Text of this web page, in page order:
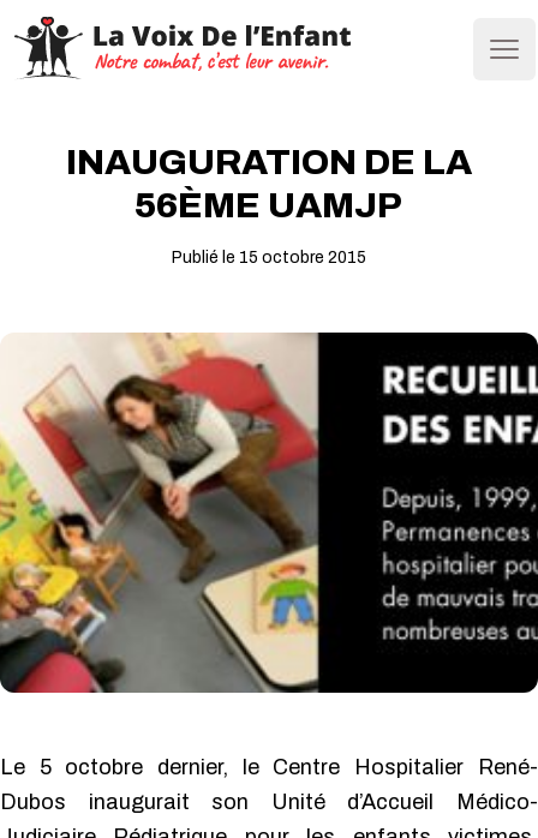
INAUGURATION DE LA
56ÈME UAMJP
Publié le 15 octobre 2015
Le 5 octobre dernier, le Centre Hospitalier René-
Dubos inaugurait son Unité d’Accueil Médico-